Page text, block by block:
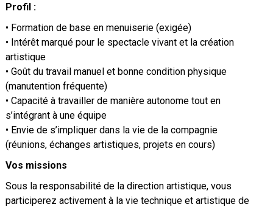
Profil :
• Formation de base en menuiserie (exigée)
• Intérêt marqué pour le spectacle vivant et la création
artistique
• Goût du travail manuel et bonne condition physique
(manutention fréquente)
• Capacité à travailler de manière autonome tout en
s’intégrant à une équipe
• Envie de s’impliquer dans la vie de la compagnie
(réunions, échanges artistiques, projets en cours)
Vos missions
Sous la responsabilité de la direction artistique, vous
participerez activement à la vie technique et artistique de